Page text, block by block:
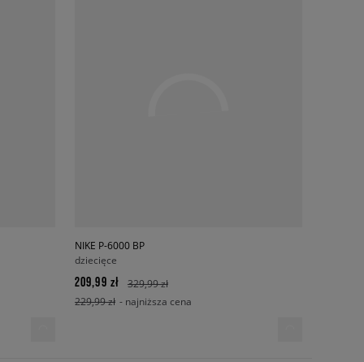
NIKE P-6000 BP
dziecięce
209,99 zł
329,99 zł
229,99 zł - najniższa cena